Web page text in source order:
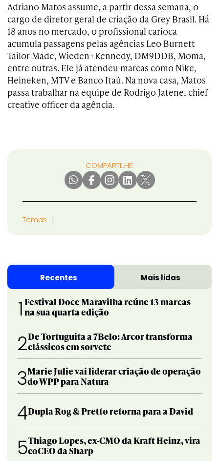
Adriano Matos assume, a partir dessa semana, o
cargo de diretor geral de criação da Grey Brasil. Há
18 anos no mercado, o profissional carioca
acumula passagens pelas agências Leo Burnett
Tailor Made, Wieden+Kennedy, DM9DDB, Moma,
entre outras. Ele já atendeu marcas como Nike,
Heineken, MTV e Banco Itaú. Na nova casa, Matos
passa trabalhar na equipe de Rodrigo Jatene, chief
creative officer da agência.
COMPARTILHE:
Temas
Recentes Mais lidas
1 Festival Doce Maravilha reúne 13 marcas
na sua quarta edição
2De Tortuguita a 7Belo: Arcor transforma
clássicos em sorvete
3Marie Julie vai liderar criação de operação
do WPP para Natura
4Dupla Rog & Pretto retorna para a David
5Thiago Lopes, ex-CMO da Kraft Heinz, vira
coCEO da Sharp